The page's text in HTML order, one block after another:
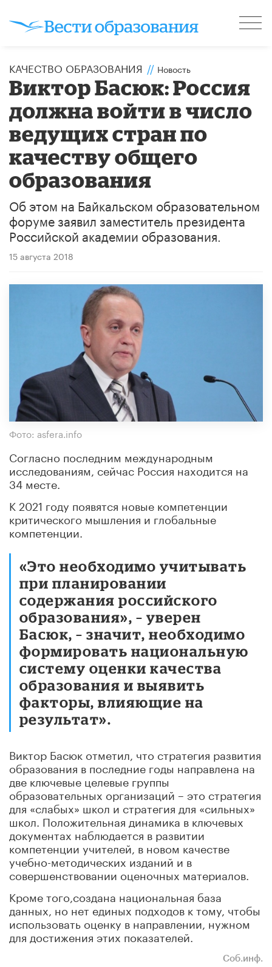
КАЧЕСТВО ОБРАЗОВАНИЯ // Новость
Виктор Басюк: Россия
должна войти в число
ведущих стран по
качеству общего
образования
Об этом на Байкальском образовательном
форуме заявил заместитель президента
Российской академии образования.
15 августа 2018
Фото: asfera.info
Согласно последним международным
исследованиям, сейчас Россия находится на
34 месте.
К 2021 году появятся новые компетенции
критического мышления и глобальные
компетенции.
«Это необходимо учитывать
при планировании
содержания российского
образования», – уверен
Басюк, – значит, необходимо
формировать национальную
систему оценки качества
образования и выявить
факторы, влияющие на
результат».
Виктор Басюк отметил, что стратегия развития
образования в последние годы направлена на
две ключевые целевые группы
образовательных организаций – это стратегия
для «слабых» школ и стратегия для «сильных»
школ. Положительная динамика в ключевых
документах наблюдается в развитии
компетенции учителей, в новом качестве
учебно-методических изданий и в
совершенствовании оценочных материалов.
Кроме того,создана национальная база
данных, но нет единых подходов к тому, чтобы
использовать оценку в направлении, нужном
для достижения этих показателей.
Соб.инф.